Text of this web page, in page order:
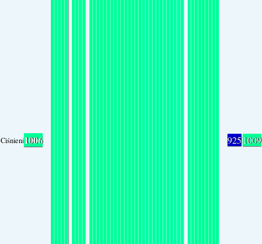
Ciśnienie1006 9251009